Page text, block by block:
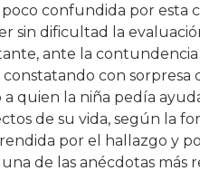
confundida por esta
sin dificultad la
ante la
con sorpresa
quien la niña pedía
de su vida, según la
por el hallazgo y
de las anécdotas más